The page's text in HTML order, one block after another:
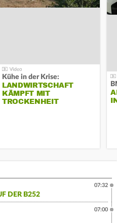
Kühe in der Krise:
LANDWIRTSCHAFT
KÄMPFT MIT
TROCKENHEIT
DER B252
07:32
07:00